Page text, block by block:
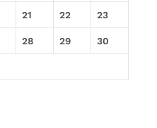
21 22 23
28 29 30